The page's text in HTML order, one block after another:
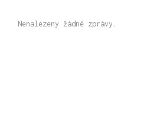
Nenalezeny žádné zprávy.